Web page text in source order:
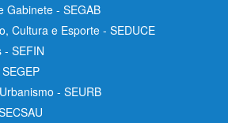
Gabinete - SEGAB
Cultura e Esporte - SEDUCE
- SEFIN
- SEURB